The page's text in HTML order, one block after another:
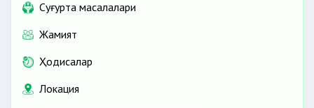
Cуғурта масалалари
Жамият
Ҳодисалар
Локация